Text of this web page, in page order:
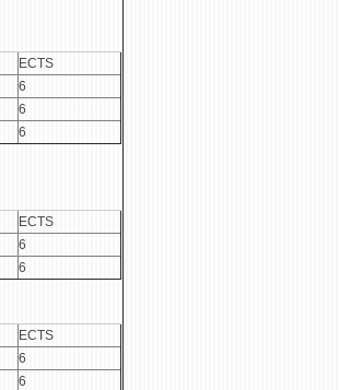
ECTS
6
6
6
ECTS
6
6
ECTS
6
6